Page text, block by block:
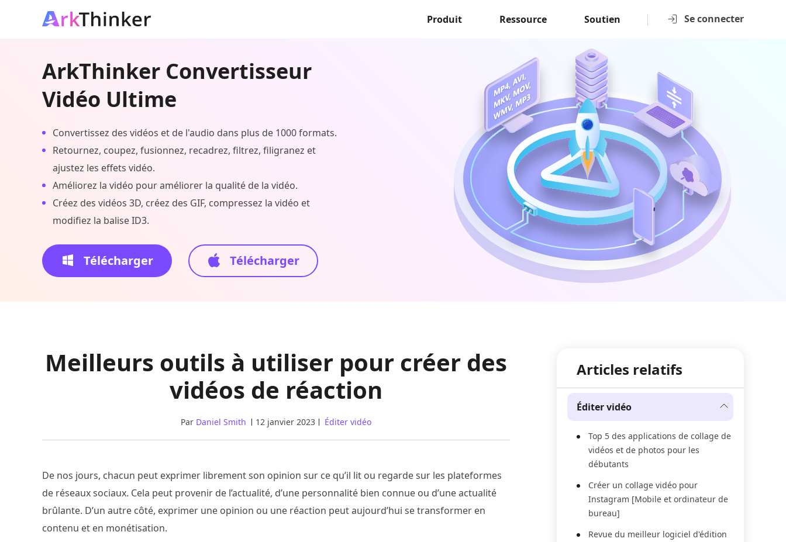
Se connecter
Produit Ressource Soutien
ArkThinker Convertisseur
Vidéo Ultime
Convertissez des vidéos et de l'audio dans plus de 1000 formats.
Retournez, coupez, fusionnez, recadrez, filtrez, filigranez et
ajustez les effets vidéo.
Améliorez la vidéo pour améliorer la qualité de la vidéo.
Créez des vidéos 3D, créez des GIF, compressez la vidéo et
modifiez la balise ID3.
Télécharger Télécharger
Meilleurs outils à utiliser pour créer des
vidéos de réaction
Par Daniel Smith 12 janvier 2023 Éditer vidéo
De nos jours, chacun peut exprimer librement son opinion sur ce qu’il lit ou regarde sur les plateformes
de réseaux sociaux. Cela peut provenir de l’actualité, d’une personnalité bien connue ou d’une actualité
brûlante. D’un autre côté, exprimer une opinion ou une réaction peut aujourd’hui se transformer en
contenu et en monétisation.
Articles relatifs
Éditer vidéo
Top 5 des applications de collage de
vidéos et de photos pour les
débutants
Créer un collage vidéo pour
Instagram [Mobile et ordinateur de
bureau]
Revue du meilleur logiciel d'édition